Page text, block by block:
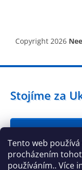
Tento web
procházením
používáním.. Více
Copyright 2026
Stojíme za